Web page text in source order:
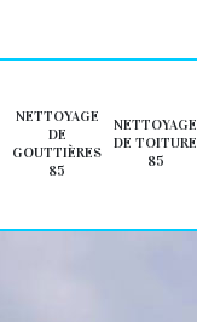
NETTOYAGE
DE
GOUTTIÈRES
85
NETTOYAGE
DE TOITURE
85